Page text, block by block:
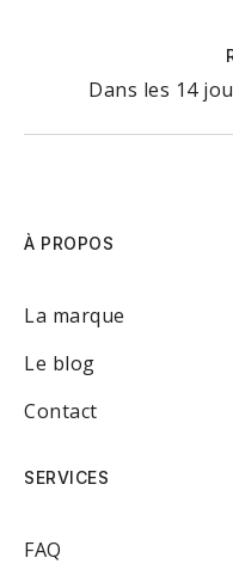
Dans les 14
À PROPOS
La marque
Le blog
Contact
SERVICES
FAQ